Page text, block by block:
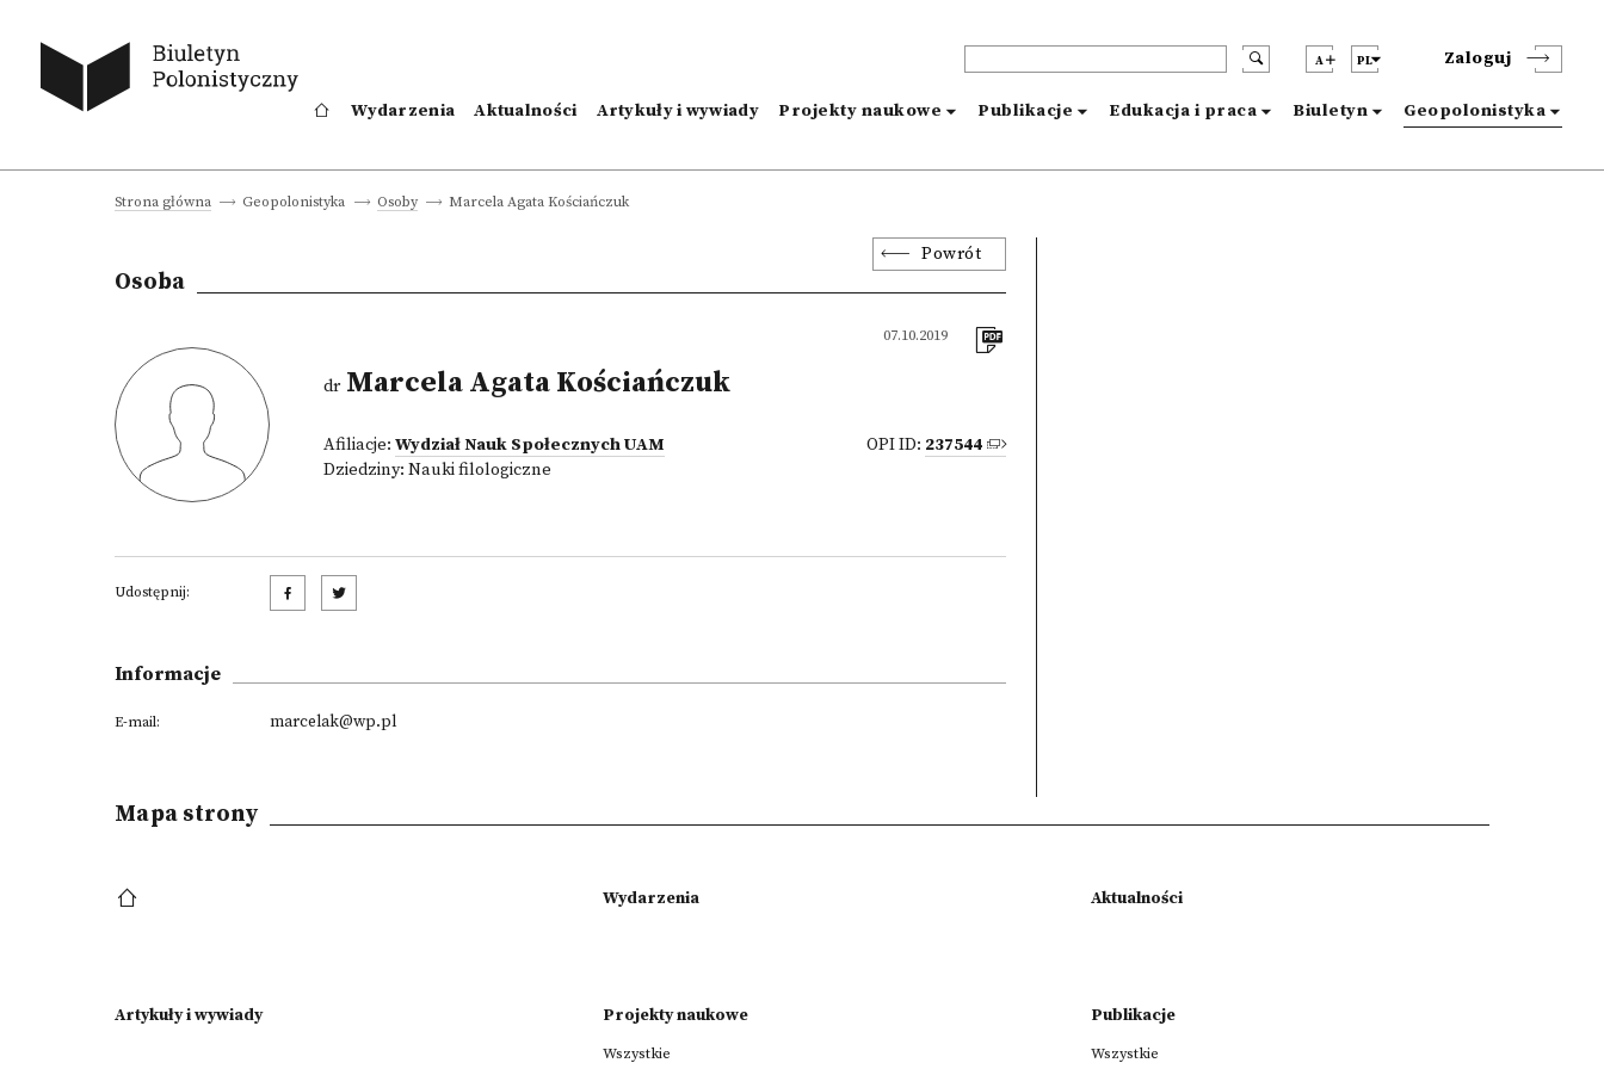
A PL Zaloguj
Wydarzenia Aktualności Artykuły i wywiady Projekty naukowe Publikacje Edukacja i praca Biuletyn Geopolonistyka
Strona główna Geopolonistyka Osoby Marcela Agata Kościańczuk
Powrót
Osoba
07.10.2019
drMarcela Agata Kościańczuk
Afiliacje: Wydział Nauk Społecznych UAM
Dziedziny: Nauki filologiczne
OPI ID: 237544
Udostępnij:
Informacje
E-mail: marcelak@wp.pl
Mapa strony
Wydarzenia Aktualności
Artykuły i wywiady Projekty naukowe
Wszystkie
Publikacje
Wszystkie